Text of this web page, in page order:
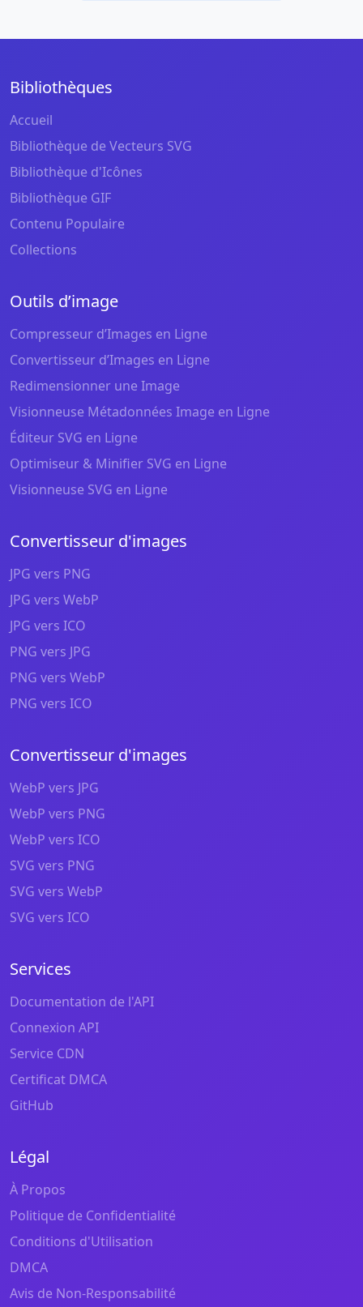
Bibliothèques
Accueil
Bibliothèque de Vecteurs SVG
Bibliothèque d'Icônes
Bibliothèque GIF
Contenu Populaire
Collections
Outils d’image
Compresseur d’Images en Ligne
Convertisseur d’Images en Ligne
Redimensionner une Image
Visionneuse Métadonnées Image en Ligne
Éditeur SVG en Ligne
Optimiseur & Minifier SVG en Ligne
Visionneuse SVG en Ligne
Convertisseur d'images
JPG vers PNG
JPG vers WebP
JPG vers ICO
PNG vers JPG
PNG vers WebP
PNG vers ICO
Convertisseur d'images
WebP vers JPG
WebP vers PNG
WebP vers ICO
SVG vers PNG
SVG vers WebP
SVG vers ICO
Services
Documentation de l'API
Connexion API
Service CDN
Certificat DMCA
GitHub
Légal
À Propos
Politique de Confidentialité
Conditions d'Utilisation
DMCA
Avis de Non-Responsabilité